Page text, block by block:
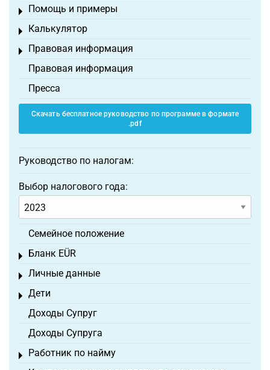
Помощь и примеры
Toggle menu
Калькулятор
Toggle menu
Правовая информация
Toggle menu
Правовая информация
Пресса
Скачать бесплатное руководство по программе в формате
.pdf
Руководство по налогам:
Выбор налогового года:
Семейное положение
Бланк EÜR
Toggle menu
Личные данные
Toggle menu
Дети
Toggle menu
Доходы Супруг
Доходы Супруга
Работник по найму
Toggle menu